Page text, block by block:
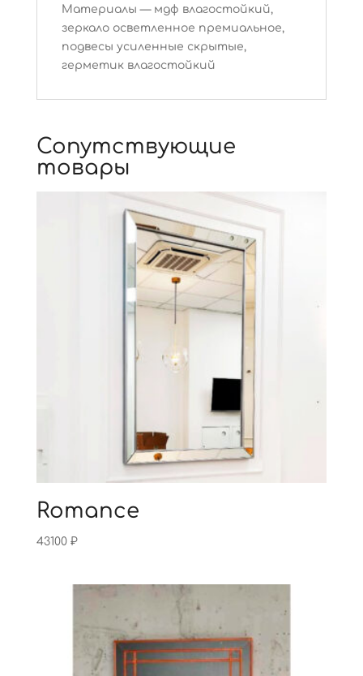
Материалы — мдф влагостойкий,
зеркало осветленное премиальное,
подвесы усиленные скрытые,
герметик влагостойкий
Сопутствующие
товары
Romance
43100 ₽